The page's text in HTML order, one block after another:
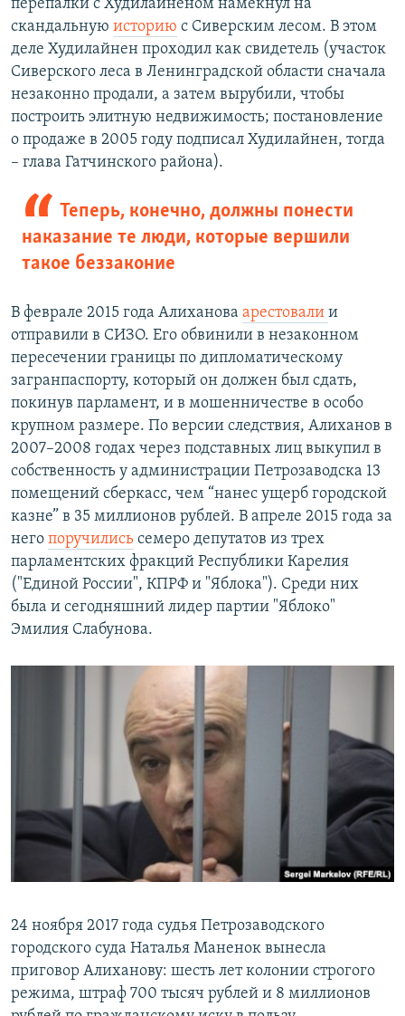
перепалки с Худилайненом намекнул на
скандальную историю с Сиверским лесом. В этом
деле Худилайнен проходил как свидетель (участок
Сиверского леса в Ленинградской области сначала
незаконно продали, а затем вырубили, чтобы
построить элитную недвижимость; постановление
о продаже в 2005 году подписал Худилайнен, тогда
– глава Гатчинского района).
Теперь, конечно, должны понести
наказание те люди, которые вершили
такое беззаконие​
В феврале 2015 года Алиханова арестовали и
отправили в СИЗО. Его обвинили в незаконном
пересечении границы по дипломатическому
загранпаспорту, который он должен был сдать,
покинув парламент, и в мошенничестве в особо
крупном размере. По версии следствия, Алиханов в
2007–2008 годах через подставных лиц выкупил в
собственность у администрации Петрозаводска 13
помещений сберкасс, чем “нанес ущерб городской
казне” в 35 миллионов рублей. В апреле 2015 года за
него поручились семеро депутатов из трех
парламентских фракций Республики Карелия
("Единой России", КПРФ и "Яблока"). Среди них
была и сегодняшний лидер партии "Яблоко"
Эмилия Слабунова.
24 ноября 2017 года судья Петрозаводского
городского суда Наталья Маненок вынесла
приговор Алиханову: шесть лет колонии строгого
режима, штраф 700 тысяч рублей и 8 миллионов